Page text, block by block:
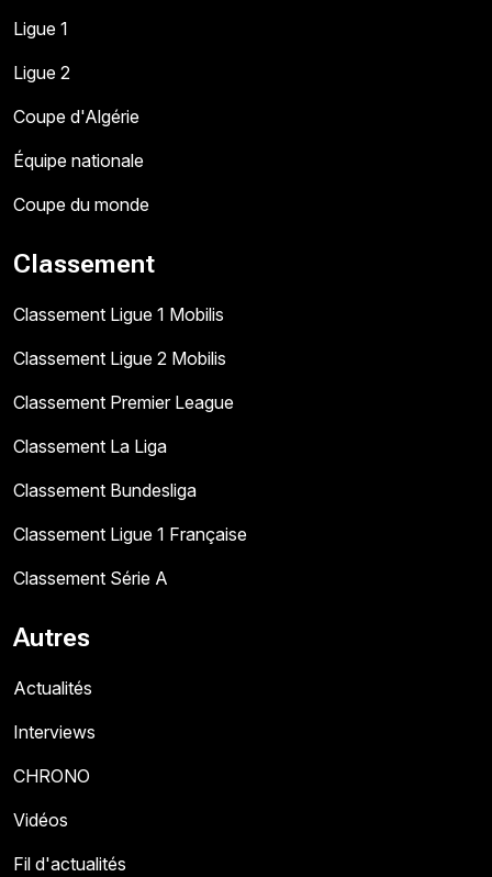
Ligue 1
Ligue 2
Coupe d'Algérie
Équipe nationale
Coupe du monde
Classement
Classement Ligue 1 Mobilis
Classement Ligue 2 Mobilis
Classement Premier League
Classement La Liga
Classement Bundesliga
Classement Ligue 1 Française
Classement Série A
Autres
Actualités
Interviews
CHRONO
Vidéos
Fil d'actualités